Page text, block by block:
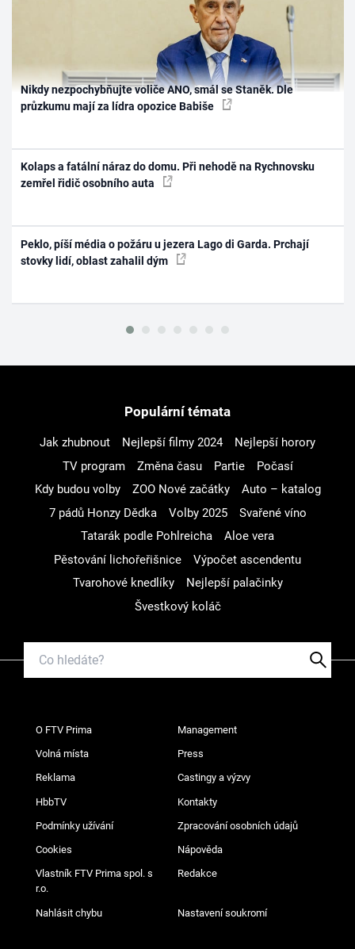
Nikdy nezpochybňujte voliče ANO, smál se Staněk. Dle
průzkumu mají za lídra opozice Babiše
Kolaps a fatální náraz do domu. Při nehodě na Rychnovsku
zemřel řidič osobního auta
Peklo, píší média o požáru u jezera Lago di Garda. Prchají
stovky lidí, oblast zahalil dým
Populární témata
Jak zhubnout Nejlepší filmy 2024
Nejlepší horory
TV program
Změna času Partie
Počasí
Kdy budou volby
ZOO Nové začátky
Auto – katalog
7 pádů Honzy Dědka
Volby 2025
Svařené víno
Tatarák podle Pohlreicha
Aloe vera
Pěstování lichořeřišnice
Výpočet ascendentu
Tvarohové knedlíky
Nejlepší palačinky
Švestkový koláč
O FTV Prima Management
Volná místa Press
Reklama Castingy a výzvy
HbbTV Kontakty
Podmínky užívání Zpracování osobních údajů
Cookies Nápověda
Vlastník FTV Prima spol. s
r.o.
Redakce
Nahlásit chybu Nastavení soukromí